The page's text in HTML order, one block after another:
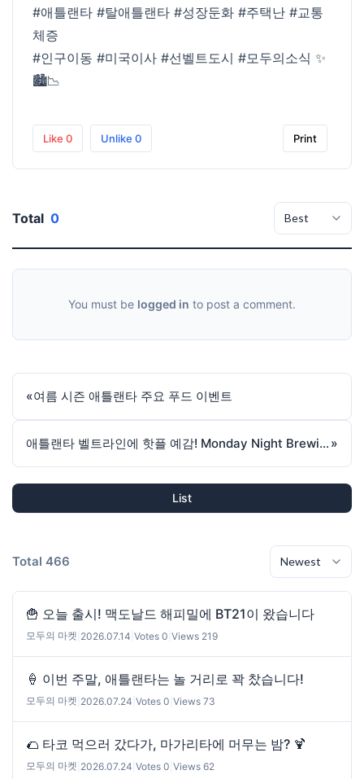
#애틀랜타 #탈애틀랜타 #성장둔화 #주택난 #교통
체증
#인구이동 #미국이사 #선벨트도시 #모두의소식 ✨
🏙️📉
Like 0 Unlike 0 Print
Total 0
You must be logged in to post a comment.
«여름 시즌 애틀랜타 주요 푸드 이벤트
애틀랜타 벨트라인에 핫플 예감! Monday Night Brewing '더 그로브' 곧 오픈! »
List
Total 466
🍟 오늘 출시! 맥도날드 해피밀에 BT21이 왔습니다
모두의 마켓 2026.07.14 Votes 0 Views 219
🍦 이번 주말, 애틀랜타는 놀 거리로 꽉 찼습니다!
모두의 마켓 2026.07.24 Votes 0 Views 73
🌮 타코 먹으러 갔다가, 마가리타에 머무는 밤? 🍹
모두의 마켓 2026.07.24 Votes 0 Views 62